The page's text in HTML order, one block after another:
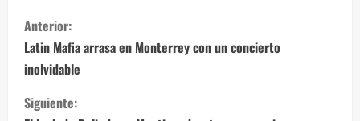
S
i
g
Anterior:
Latin Mafia arrasa en Monterrey con un concierto
inolvidable
Siguiente: